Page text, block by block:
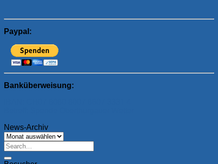
Paypal:
Banküberweisung:
News-Archiv
News-
Archiv